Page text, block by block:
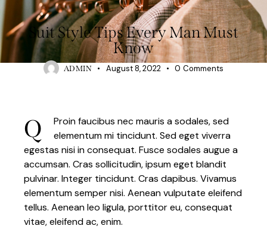
TRENDS
Suit Style Tips Every Man Must
Know
ADMIN August 8, 2022 0 Comments
Q
Proin faucibus nec mauris a sodales, sed
elementum mi tincidunt. Sed eget viverra
egestas nisi in consequat. Fusce sodales augue a
accumsan. Cras sollicitudin, ipsum eget blandit
pulvinar. Integer tincidunt. Cras dapibus. Vivamus
elementum semper nisi. Aenean vulputate eleifend
tellus. Aenean leo ligula, porttitor eu, consequat
vitae, eleifend ac, enim.